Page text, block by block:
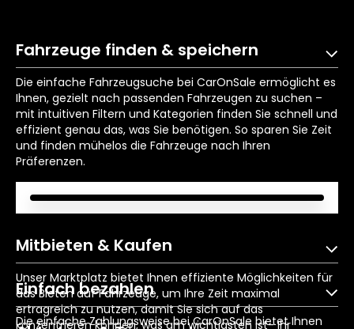
Fahrzeuge finden & speichern
Die einfache Fahrzeugsuche bei CarOnSale ermöglicht es
Ihnen, gezielt nach passenden Fahrzeugen zu suchen –
mit intuitiven Filtern und Kategorien finden Sie schnell und
effizient genau das, was Sie benötigen. So sparen Sie Zeit
und finden mühelos die Fahrzeuge nach Ihren
Präferenzen.
Mitbieten & Kaufen
Unser Marktplatz bietet Ihnen effiziente Möglichkeiten für
das Bieten auf Fahrzeuge, um Ihre Zeit maximal
ertragreich zu nutzen, damit Sie sich auf das
konzentrieren können, was am wichtigsten ist- Ihr
Einfach bezahlen
Die einfache Zahlungsweise bei CarOnSale bietet Ihnen